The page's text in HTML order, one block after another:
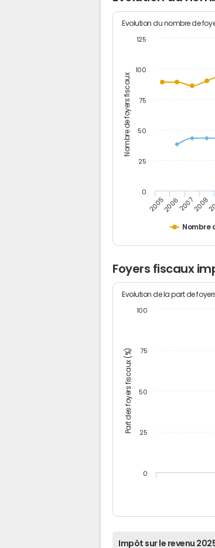
Nombre de foyers fiscaux
Evolution du nombre de
Nombre
2005200620072008
0
25
50
75
100
125
Foyers fiscaux
Part des foyers fiscaux (%)
Evolution de la part de
0
25
50
75
100
Impôt sur le revenu